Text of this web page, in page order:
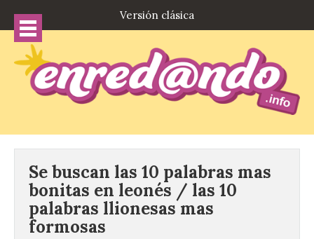
Versión clásica
Se buscan las 10 palabras mas
bonitas en leonés / las 10
palabras llionesas mas
formosas